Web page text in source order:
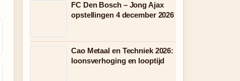
FC Den Bosch – Jong Ajax
opstellingen 4 december 2026
Cao Metaal en Techniek 2026:
loonsverhoging en looptijd